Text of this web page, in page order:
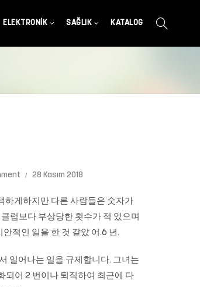
ELEKTRONIK SAĞLIK KATALOG
28 Kasım 2018
하게하지만 다른 사람들은 숫자가
럽보다 부상당한 횟수가 적 었으며
적인 일을 한 것 같았 어.6 년.
일어나는 일을 규제합니다. 그녀는
되어 2 번이나 퇴직하여 최근에 다